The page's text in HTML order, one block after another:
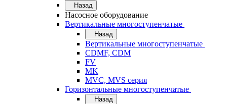
Назад
Насосное оборудование
Вертикальные многоступенчатые
Назад
Вертикальные многоступенчатые
CDMF, CDM
FV
MK
MVC, MVS серия
Горизонтальные многоступенчатые
Назад